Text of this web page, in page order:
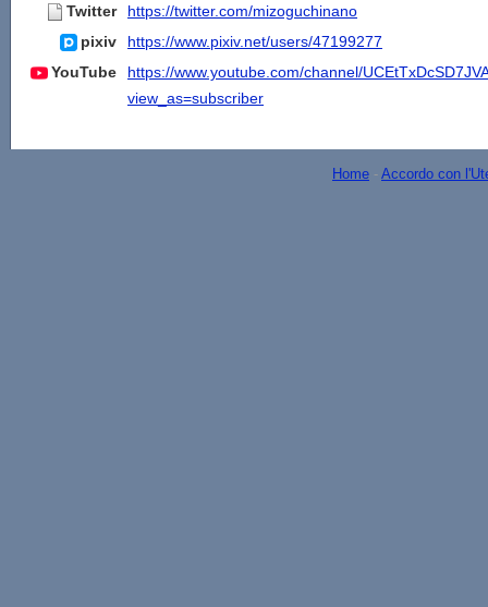
Twitter
https://twitter.com/mizoguchinano
pixiv
https://www.pixiv.net/users/47199277
YouTube
https://www.youtube.com/channel/
view_as=subscriber
Home - Accordo con